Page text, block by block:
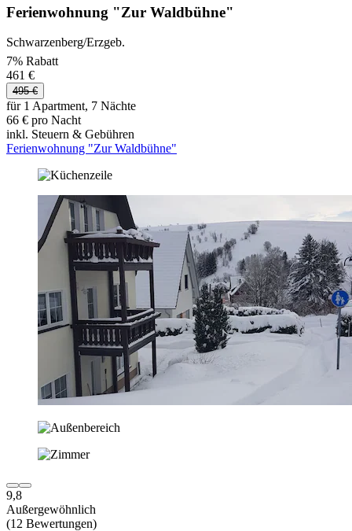
Ferienwohnung "Zur Waldbühne"
Schwarzenberg/Erzgeb.
7% Rabatt
461 €
495 €
für 1 Apartment, 7 Nächte
66 € pro Nacht
inkl. Steuern & Gebühren
Ferienwohnung "Zur Waldbühne"
9,8
Außergewöhnlich
(12 Bewertungen)